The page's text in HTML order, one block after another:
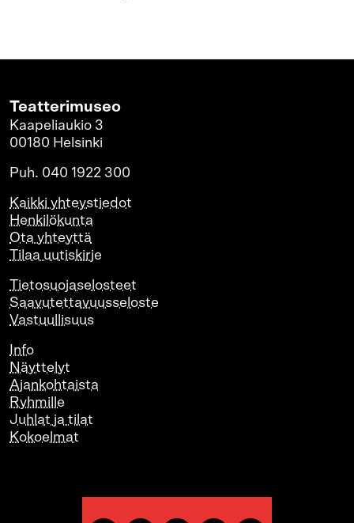
Teatterimuseo
Kaapeliaukio 3
00180 Helsinki
Puh. 040 1922 300
Kaikki yhteystiedot
Henkilökunta
Ota yhteyttä
Tilaa uutiskirje
Tietosuojaselosteet
Saavutettavuusseloste
Vastuullisuus
Info
Näyttelyt
Ajankohtaista
Ryhmille
Juhlat ja tilat
Kokoelmat